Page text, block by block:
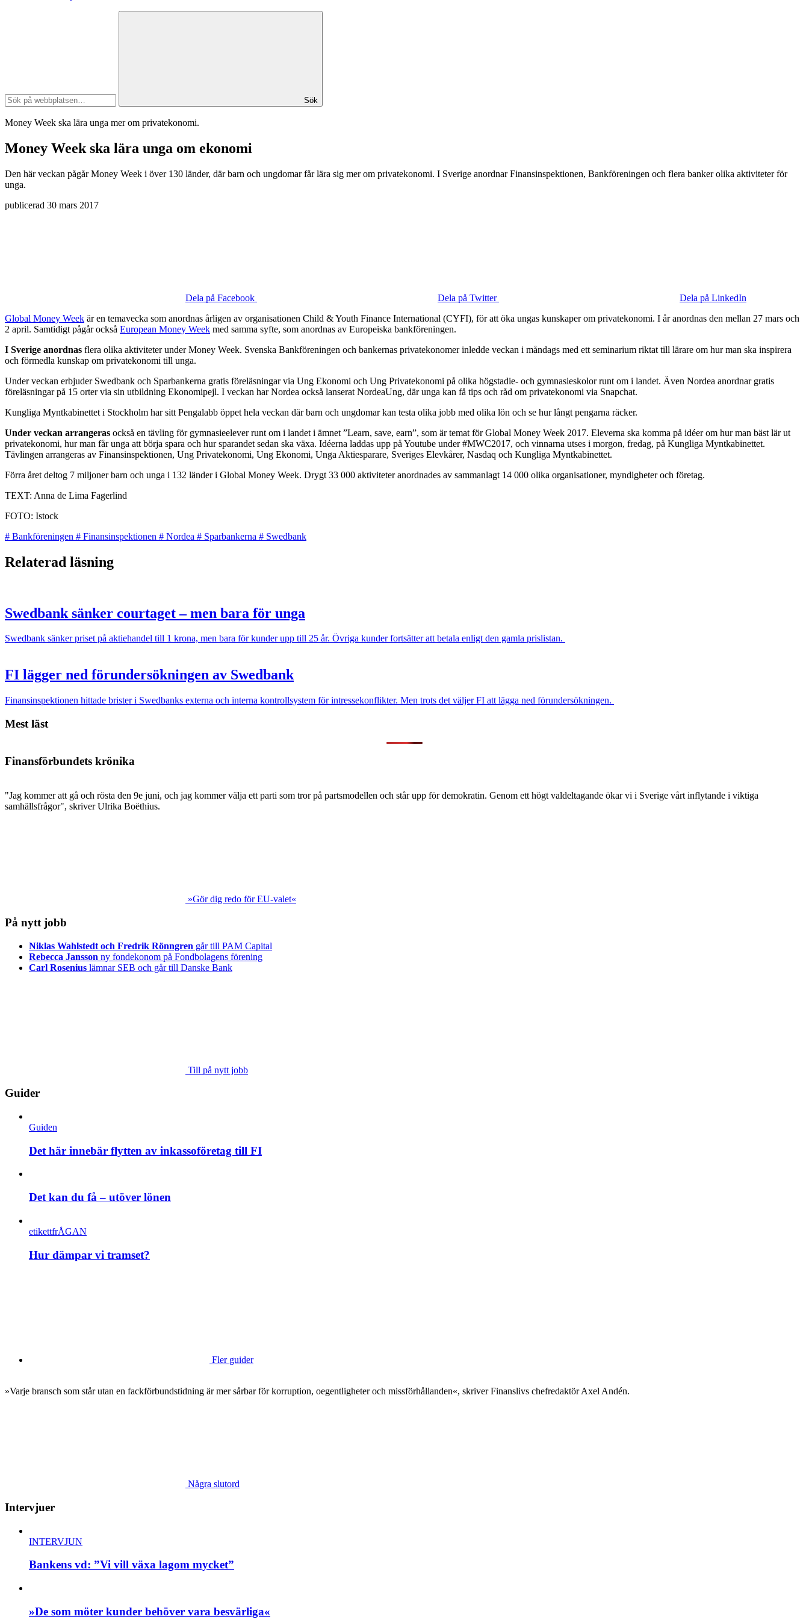
Sök
Money Week ska lära unga mer om privatekonomi.
Money Week ska lära unga om ekonomi
Den här veckan pågår Money Week i över 130 länder, där barn och ungdomar får lära sig mer om privatekonomi. I Sverige anordnar Finansinspektionen, Bankföreningen och flera banker olika aktiviteter för
unga.
publicerad 30 mars 2017
Dela på Facebook Dela på Twitter
Dela på LinkedIn
Global Money Week är en temavecka som anordnas årligen av organisationen Child & Youth Finance International (CYFI), för att öka ungas kunskaper om privatekonomi. I år anordnas den mellan 27 mars och
2 april. Samtidigt pågår också European Money Week med samma syfte, som anordnas av Europeiska bankföreningen.
I Sverige anordnas flera olika aktiviteter under Money Week. Svenska Bankföreningen och bankernas privatekonomer inledde veckan i måndags med ett seminarium riktat till lärare om hur man ska inspirera
och förmedla kunskap om privatekonomi till unga.
Under veckan erbjuder Swedbank och Sparbankerna gratis föreläsningar via Ung Ekonomi och Ung Privatekonomi på olika högstadie- och gymnasieskolor runt om i landet. Även Nordea anordnar gratis
föreläsningar på 15 orter via sin utbildning Ekonomipejl. I veckan har Nordea också lanserat NordeaUng, där unga kan få tips och råd om privatekonomi via Snapchat.
Kungliga Myntkabinettet i Stockholm har sitt Pengalabb öppet hela veckan där barn och ungdomar kan testa olika jobb med olika lön och se hur långt pengarna räcker.
Under veckan arrangeras också en tävling för gymnasieelever runt om i landet i ämnet ”Learn, save, earn”, som är temat för Global Money Week 2017. Eleverna ska komma på idéer om hur man bäst lär ut
privatekonomi, hur man får unga att börja spara och hur sparandet sedan ska växa. Idéerna laddas upp på Youtube under #MWC2017, och vinnarna utses i morgon, fredag, på Kungliga Myntkabinettet.
Tävlingen arrangeras av Finansinspektionen, Ung Privatekonomi, Ung Ekonomi, Unga Aktiesparare, Sveriges Elevkårer, Nasdaq och Kungliga Myntkabinettet.
Förra året deltog 7 miljoner barn och unga i 132 länder i Global Money Week. Drygt 33 000 aktiviteter anordnades av sammanlagt 14 000 olika organisationer, myndigheter och företag.
TEXT: Anna de Lima Fagerlind
FOTO: Istock
# Bankföreningen # Finansinspektionen # Nordea # Sparbankerna # Swedbank
Relaterad läsning
Swedbank sänker courtaget – men bara för unga
Swedbank sänker priset på aktiehandel till 1 krona, men bara för kunder upp till 25 år. Övriga kunder fortsätter att betala enligt den gamla prislistan.
FI lägger ned förundersökningen av Swedbank
Finansinspektionen hittade brister i Swedbanks externa och interna kontrollsystem för intressekonflikter. Men trots det väljer FI att lägga ned förundersökningen.
Mest läst
Finansförbundets krönika
"Jag kommer att gå och rösta den 9e juni, och jag kommer välja ett parti som tror på partsmodellen och står upp för demokratin. Genom ett högt valdeltagande ökar vi i Sverige vårt inflytande i viktiga
samhällsfrågor", skriver Ulrika Boëthius.
»Gör dig redo för EU-valet«
På nytt jobb
Niklas Wahlstedt och Fredrik Rönngren går till PAM Capital
Rebecca Jansson ny fondekonom på Fondbolagens förening
Carl Rosenius lämnar SEB och går till Danske Bank
Till på nytt jobb
Guider
Guiden
Det här innebär flytten av inkassoföretag till FI
Det kan du få – utöver lönen
etikettfrÅGAN
Hur dämpar vi tramset?
Fler guider
»Varje bransch som står utan en fackförbundstidning är mer sårbar för korruption, oegentligheter och missförhållanden«, skriver Finanslivs chefredaktör Axel Andén.
Några slutord
Intervjuer
INTERVJUN
Bankens vd: ”Vi vill växa lagom mycket”
»De som möter kunder behöver vara besvärliga«